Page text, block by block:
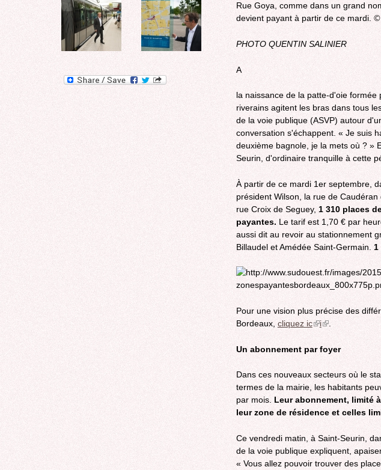
Rue Goya, comme dans un grand
devient payant à partir de ce mardi. ©
PHOTO QUENTIN SALINIER
A
la naissance de la patte-d'oie
riverains agitent les bras dans tous
de la voie publique (ASVP) autour
conversation s'échappent. « Je suis
deuxième bagnole, je la mets où ? »
Seurin, d'ordinaire tranquille à cette
À partir de ce mardi 1er septembre,
président Wilson, la rue de
rue Croix de Seguey, 1 310 places
payantes. Le tarif est 1,70 € par
aussi dit au revoir au stationnement
Billaudel et Amédée Saint-Germain. 1
Pour une vision plus précise des
Bordeaux, cliquez ic(link
external)
i(link
external)
.
Un abonnement par foyer
Dans ces nouveaux secteurs où le
termes de la mairie, les habitants
par mois. Leur abonnement, limité
leur zone de résidence et celles
Ce vendredi matin, à Saint-Seurin,
de la voie publique expliquent,
« Vous allez pouvoir trouver des